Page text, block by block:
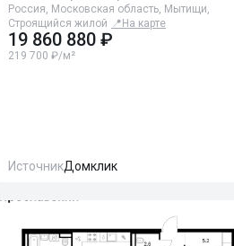
Россия, Московская область, Мытищи,
Строящийся жилой 📍 На карте
19 860 880 ₽
219 700 ₽/м²
ИсточникДомклик